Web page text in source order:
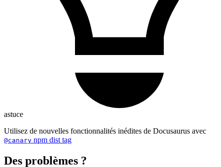
astuce
Utilisez de nouvelles fonctionnalités inédites de Docusaurus avec
@canary npm dist tag
Des problèmes ?